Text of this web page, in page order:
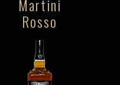
Martini
Rosso